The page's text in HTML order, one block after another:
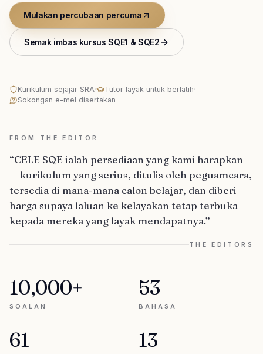
Mulakan percubaan percuma
Semak imbas kursus SQE1 & SQE2
Kurikulum sejajar SRA· Tutor layak untuk berlatih·
Sokongan e-mel disertakan
FROM THE EDITOR
“CELE SQE ialah persediaan yang kami harapkan
— kurikulum yang serius, ditulis oleh peguamcara,
tersedia di mana-mana calon belajar, dan diberi
harga supaya laluan ke kelayakan tetap terbuka
kepada mereka yang layak mendapatnya.”
THE EDITORS
10,000+
SOALAN
53
BAHASA
61 13